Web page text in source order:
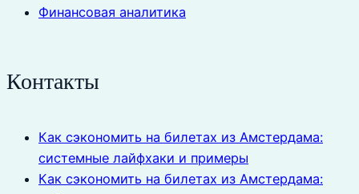
Финансовая аналитика
Контакты
Как сэкономить на билетах из Амстердама:
системные лайфхаки и примеры
Как сэкономить на билетах из Амстердама: